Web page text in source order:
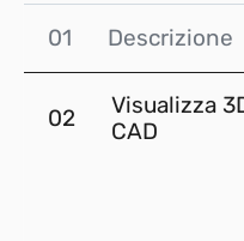
01 Descrizione
02
Visualizza
CAD